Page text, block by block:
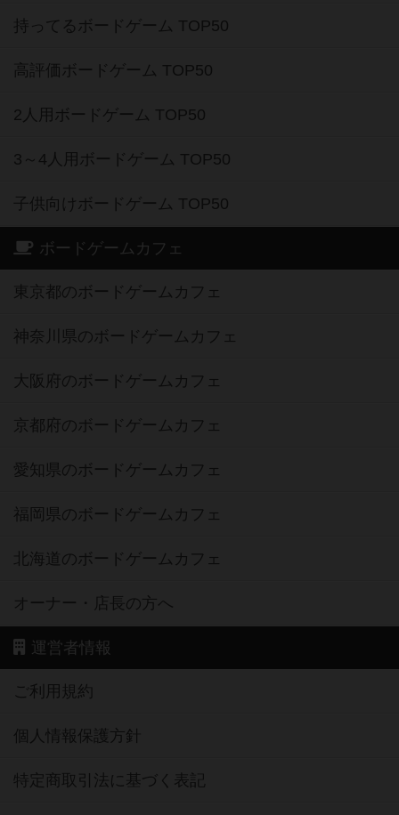
持ってるボードゲーム TOP50
高評価ボードゲーム TOP50
2人用ボードゲーム TOP50
3～4人用ボードゲーム TOP50
子供向けボードゲーム TOP50
ボードゲームカフェ
東京都のボードゲームカフェ
神奈川県のボードゲームカフェ
大阪府のボードゲームカフェ
京都府のボードゲームカフェ
愛知県のボードゲームカフェ
福岡県のボードゲームカフェ
北海道のボードゲームカフェ
オーナー・店長の方へ
運営者情報
ご利用規約
個人情報保護方針
特定商取引法に基づく表記